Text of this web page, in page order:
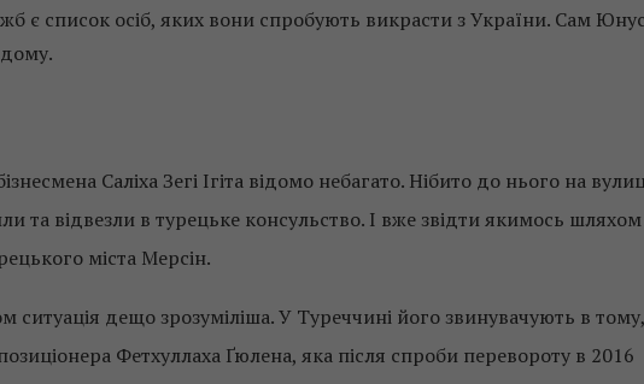
є список осіб, яких вони спробують викрасти з України. Сам Юнус
Саліха Зегі Ігіта відомо небагато. Нібито до нього на
та відвезли в турецьке консульство. І вже звідти якимось шляхом
міста Мерсін.
ситуація дещо зрозуміліша. У Туреччині його звинувачують в тому,
Фетхуллаха Ґюлена, яка після спроби перевороту в 2016